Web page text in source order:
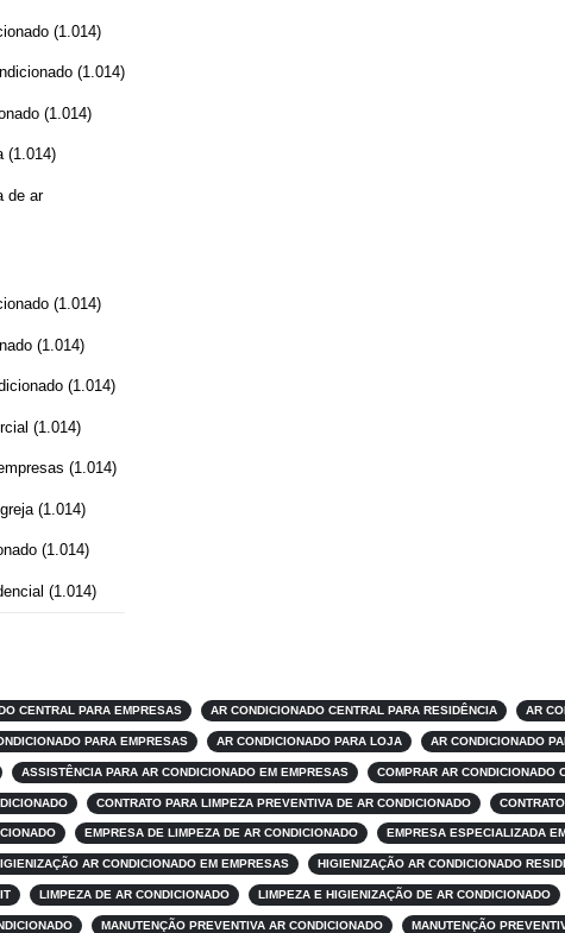
(1.014)
(1.014)
(1.014)
(1.014)
de ar
(1.014)
(1.014)
(1.014)
(1.014)
(1.014)
(1.014)
(1.014)
(1.014)
CENTRAL PARA EMPRESAS AR CONDICIONADO CENTRAL PARA RESIDÊNCIA AR
PARA EMPRESAS AR CONDICIONADO PARA LOJA AR CONDICIONADO
ASSISTÊNCIA PARA AR CONDICIONADO EM EMPRESAS COMPRAR AR CONDICIONADO
CONTRATO PARA LIMPEZA PREVENTIVA DE AR CONDICIONADO
EMPRESA DE LIMPEZA DE AR CONDICIONADO EMPRESA ESPECIALIZADA
AR CONDICIONADO EM EMPRESAS HIGIENIZAÇÃO AR CONDICIONADO
LIMPEZA DE AR CONDICIONADO LIMPEZA E HIGIENIZAÇÃO DE AR CONDICIONADO
MANUTENÇÃO PREVENTIVA AR CONDICIONADO MANUTENÇÃO